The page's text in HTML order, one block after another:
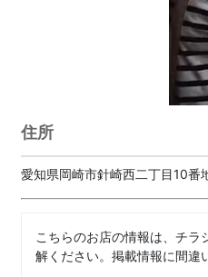
住所
愛知県岡崎市針崎西二丁目10番
こちらのお店の情報は、チラ
解ください。掲載情報に間違